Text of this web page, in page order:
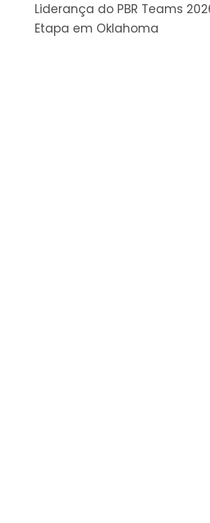
Liderança do PBR Teams
Etapa em Oklahoma